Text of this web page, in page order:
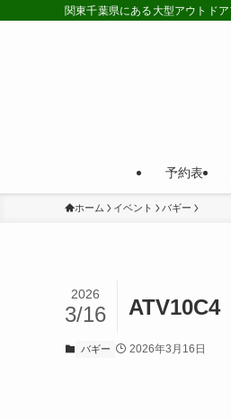
関東千葉県にある大型アウトド
予約表
ホーム イベント バギー
ATV10C4
2026
3/16
バギー 2026年3月16日